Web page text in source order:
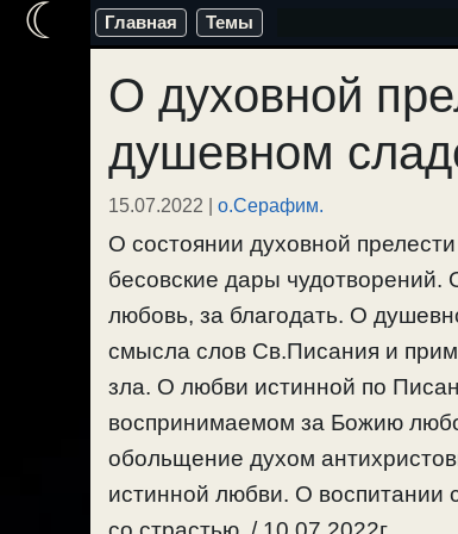
Перейти
содержимому
Главная Темы
О духовной
душевном
15.07.2022 | о.Серафим.
О состоянии духовной
бесовские дары
любовь, за благодать. О
смысла слов Св.Писания и
зла. О любви истинной по
воспринимаемом за Божию
обольщение духом
истинной любви. О воспитании
☾